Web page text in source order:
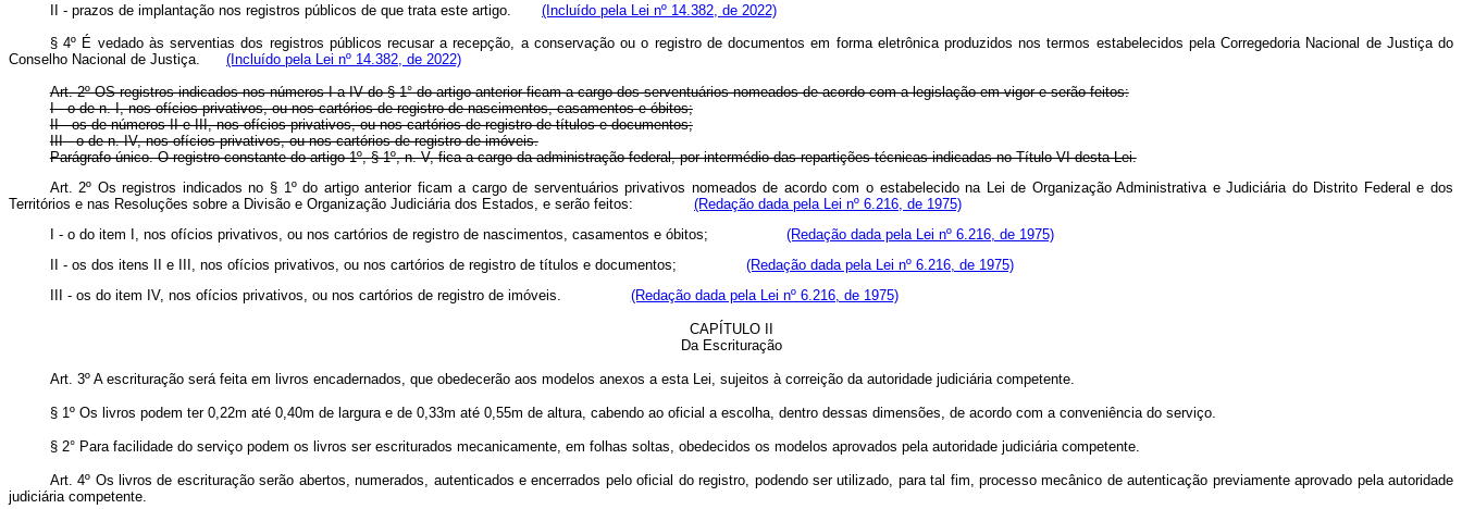
II - prazos de implantação nos registros públicos de que trata este artigo. (Incluído pela Lei nº 14.382, de 2022)
§ 4º É vedado às serventias dos registros públicos recusar a recepção, a conservação ou o registro de documentos em forma eletrônica produzidos nos termos estabelecidos pela Corregedoria Nacional de Justiça do
Conselho Nacional de Justiça. (Incluído pela Lei nº 14.382, de 2022)
Art. 2º OS registros indicados nos números I a IV do § 1° do artigo anterior ficam a cargo dos serventuários nomeados de acordo com a legislação em vigor e serão feitos:
I - o de n. I, nos ofícios privativos, ou nos cartórios de registro de nascimentos, casamentos e óbitos;
II - os de números II e III, nos ofícios privativos, ou nos cartórios de registro de títulos e documentos;
III - o de n. IV, nos ofícios privativos, ou nos cartórios de registro de imóveis.
Parágrafo único. O registro constante do artigo 1º, § 1º, n. V, fica a cargo da administração federal, por intermédio das repartições técnicas indicadas no Título VI desta Lei.
Art. 2º Os registros indicados no § 1º do artigo anterior ficam a cargo de serventuários privativos nomeados de acordo com o estabelecido na Lei de Organização Administrativa e Judiciária do Distrito Federal e dos
Territórios e nas Resoluções sobre a Divisão e Organização Judiciária dos Estados, e serão feitos: (Redação dada pela Lei nº 6.216, de 1975)
I - o do item I, nos ofícios privativos, ou nos cartórios de registro de nascimentos, casamentos e óbitos; (Redação dada pela Lei nº 6.216, de 1975)
II - os dos itens II e III, nos ofícios privativos, ou nos cartórios de registro de títulos e documentos; (Redação dada pela Lei nº 6.216, de 1975)
III - os do item IV, nos ofícios privativos, ou nos cartórios de registro de imóveis. (Redação dada pela Lei nº 6.216, de 1975)
CAPÍTULO II
Da Escrituração
Art. 3º A escrituração será feita em livros encadernados, que obedecerão aos modelos anexos a esta Lei, sujeitos à correição da autoridade judiciária competente.
§ 1º Os livros podem ter 0,22m até 0,40m de largura e de 0,33m até 0,55m de altura, cabendo ao oficial a escolha, dentro dessas dimensões, de acordo com a conveniência do serviço.
§ 2° Para facilidade do serviço podem os livros ser escriturados mecanicamente, em folhas soltas, obedecidos os modelos aprovados pela autoridade judiciária competente.
Art. 4º Os livros de escrituração serão abertos, numerados, autenticados e encerrados pelo oficial do registro, podendo ser utilizado, para tal fim, processo mecânico de autenticação previamente aprovado pela autoridade
judiciária competente.